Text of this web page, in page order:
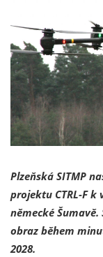
Plzeňská SITMP
projektu CTRL-F
německé
obraz během
2028.